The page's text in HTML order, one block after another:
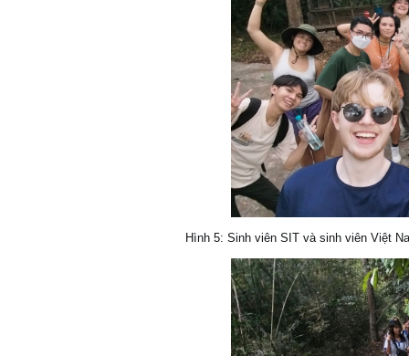
Hình 5: Sinh viên SIT và sinh viên Việt